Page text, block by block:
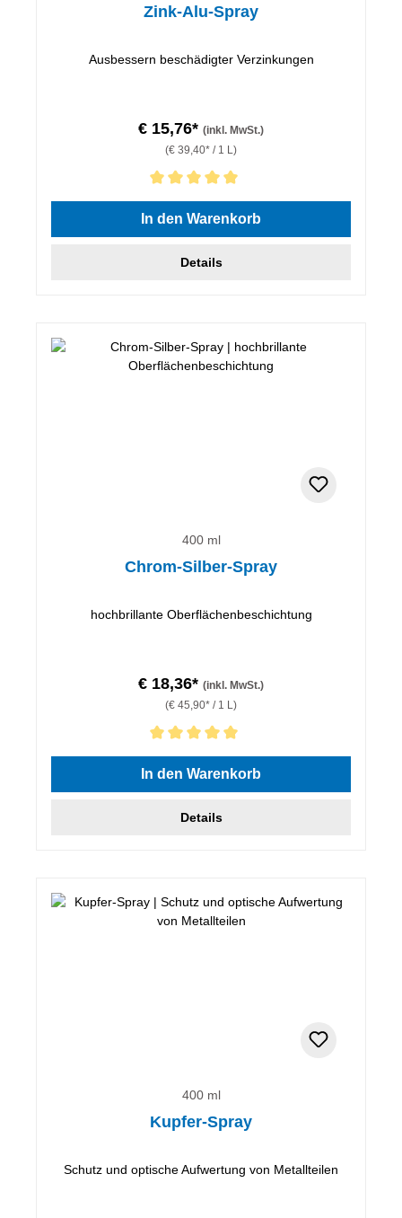
Zink-Alu-Spray
Ausbessern beschädigter Verzinkungen
€ 15,76* (inkl. MwSt.)
(€ 39,40* / 1 L)
Durchschnittliche Bewertung von 5 von 5 Sternen
In den Warenkorb
Details
400 ml
Chrom-Silber-Spray
hochbrillante Oberflächenbeschichtung
€ 18,36* (inkl. MwSt.)
(€ 45,90* / 1 L)
Durchschnittliche Bewertung von 5 von 5 Sternen
In den Warenkorb
Details
400 ml
Kupfer-Spray
Schutz und optische Aufwertung von Metallteilen